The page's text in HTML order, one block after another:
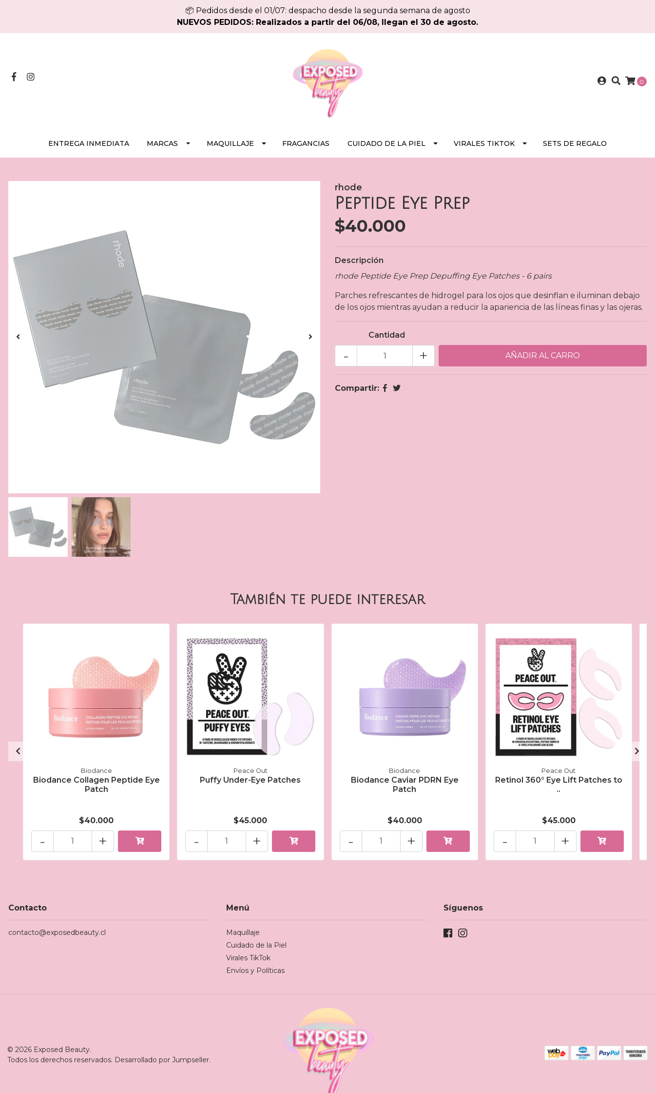
📦 Pedidos desde el 01/07: despacho desde la segunda semana de agosto
NUEVOS PEDIDOS: Realizados a partir del 06/08, llegan el 30 de agosto.
0
ENTREGA INMEDIATA MARCAS MAQUILLAJE FRAGANCIAS CUIDADO DE LA PIEL VIRALES TIKTOK SETS DE REGALO
rhode
Peptide Eye Prep
$40.000
Descripción
rhode Peptide Eye Prep Depuffing Eye Patches - 6 pairs
Parches refrescantes de hidrogel para los ojos que desinflan e iluminan debajo
de los ojos mientras ayudan a reducir la apariencia de las líneas finas y las ojeras.
Cantidad
+
-
Compartir:
También te puede interesar
Biodance
Biodance Collagen Peptide Eye
Patch
$40.000
+
-
Peace Out
Puffy Under-Eye Patches
$45.000
+
-
Biodance
Biodance Caviar PDRN Eye
Patch
$40.000
+
-
Peace Out
Retinol 360° Eye Lift Patches to
..
$45.000
+
-
Contacto
contacto@exposedbeauty.cl
Menú
Maquillaje
Cuidado de la Piel
Virales TikTok
Envíos y Políticas
Síguenos
© 2026 Exposed Beauty.
Todos los derechos reservados. Desarrollado por Jumpseller.